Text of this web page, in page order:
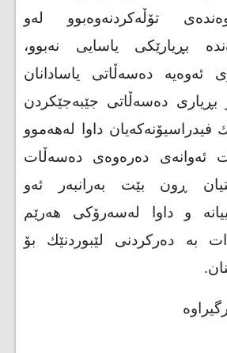
تۆڵه‌كردنه‌وه‌بوو له‌و
بڕیارێكی یاسایی نه‌بوو،
ده‌سه‌ڵاتی یاسادانان
بڕیاری ده‌سه‌ڵاتی جێبه‌جێكردن
فیدراسیۆنه‌كه‌یان داوا له‌هه‌موو
ئه‌وانه‌ی ده‌ره‌وه‌ی ده‌سه‌ڵات
ڕون بێت به‌رانبه‌ر ئه‌و
و داوا له‌سه‌رۆكی هه‌رێم
به‌ ده‌ركردنی لێبوردنێك بۆ